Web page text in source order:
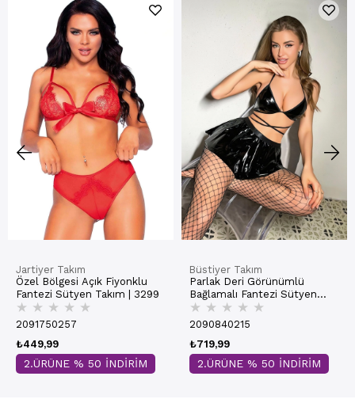
Jartiyer Takım
Özel Bölgesi Açık Fiyonklu
Fantezi Sütyen Takım | 3299
★ ★ ★ ★ ★
2091750257
₺449,99
2.ÜRÜNE % 50 İNDİRİM
Büstiyer Takım
Parlak Deri Görünümlü
Bağlamalı Fantezi Sütyen
Takım | Siyah 3822
★ ★ ★ ★ ★
2090840215
₺719,99
2.ÜRÜNE % 50 İNDİRİM